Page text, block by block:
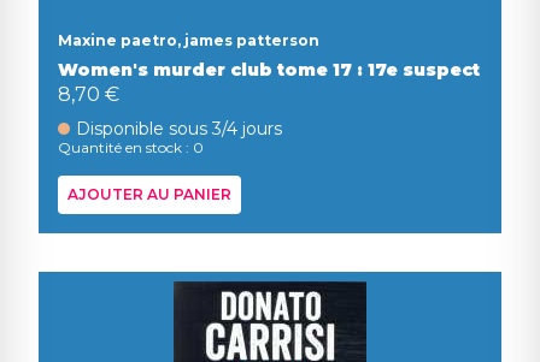
Maxine paetro, james patterson
Women's murder club tome 17 : 17e suspect
8,70 €
Disponible sous 3/4 jours
Quantité en stock : 0
AJOUTER AU PANIER